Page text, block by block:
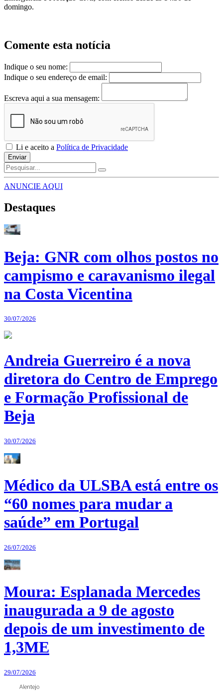
domingo.
Comente esta notícia
Indique o seu nome:
Indique o seu endereço de email:
Escreva aqui a sua mensagem:
Li e aceito a Política de Privacidade
Enviar
ANUNCIE AQUI
Destaques
Beja: GNR com olhos postos no
campismo e caravanismo ilegal
na Costa Vicentina
30/07/2026
Andreia Guerreiro é a nova
diretora do Centro de Emprego
e Formação Profissional de
Beja
30/07/2026
Médico da ULSBA está entre os
“60 nomes para mudar a
saúde” em Portugal
26/07/2026
Moura: Esplanada Mercedes
inaugurada a 9 de agosto
depois de um investimento de
1,3ME
29/07/2026